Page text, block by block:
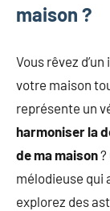
maison ?
Vous rêvez
votre maison
représente un
harmoniser la
de ma maison
mélodieuse qui
explorez des